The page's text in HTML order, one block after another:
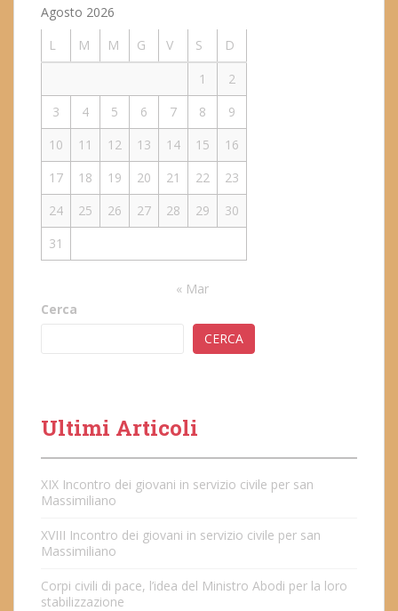
Agosto 2026
L
M M G V S
D
1
2
3
4 5 6 7 8
9
10
11 12 13 14 15
16
17
18 19 20 21 22
23
24
25 26 27 28 29
30
31
« Mar
Cerca
CERCA
Ultimi Articoli
XIX Incontro dei giovani in servizio civile per san
Massimiliano
XVIII Incontro dei giovani in servizio civile per san
Massimiliano
Corpi civili di pace, l’idea del Ministro Abodi per la loro
stabilizzazione